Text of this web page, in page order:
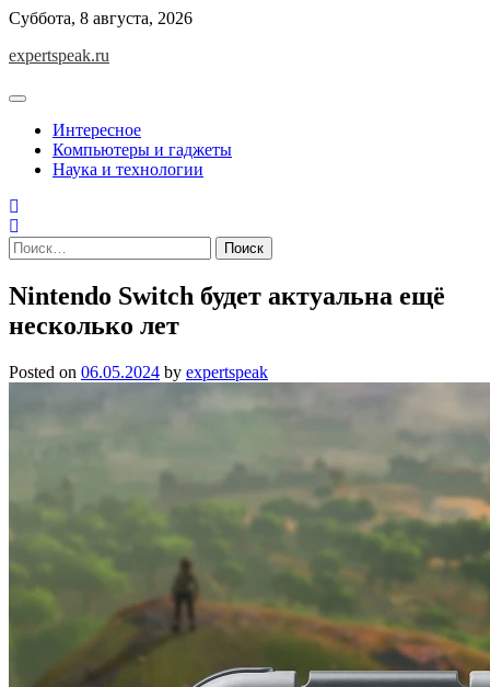
Skip
content
Суббота, 8 августа, 2026
expertspeak.ru
Интересное
Компьютеры и гаджеты
Наука и технологии
Найти:
Nintendo Switch будет актуальна ещё
несколько лет
Posted on 06.05.2024 by expertspeak